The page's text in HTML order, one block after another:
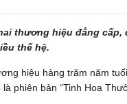
thương hiệu đẳng cấp,
thế hệ.
hiệu hàng trăm năm
phiên bản “Tinh Hoa